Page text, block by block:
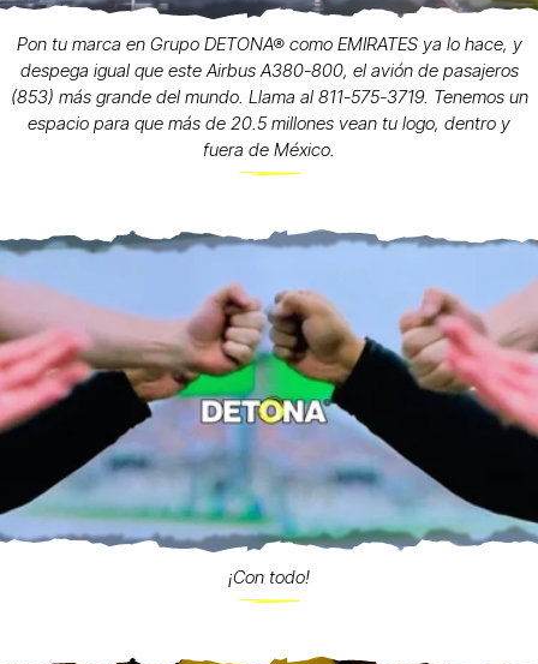
Pon tu marca en Grupo DETONA® como EMIRATES ya lo hace, y
despega igual que este Airbus A380-800, el avión de pasajeros
(853) más grande del mundo. Llama al 811-575-3719. Tenemos un
espacio para que más de 20.5 millones vean tu logo, dentro y
fuera de México.
¡Con todo!